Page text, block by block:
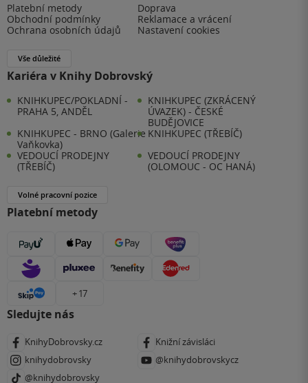
Platební metody
Doprava
Obchodní podmínky
Reklamace a vrácení
Ochrana osobních údajů
Nastavení cookies
Vše důležité
Kariéra v Knihy Dobrovský
KNIHKUPEC/POKLADNÍ -
PRAHA 5, ANDĚL
KNIHKUPEC (ZKRÁCENÝ
ÚVAZEK) - ČESKÉ
BUDĚJOVICE
KNIHKUPEC - BRNO (Galerie
Vaňkovka)
KNIHKUPEC (TŘEBÍČ)
VEDOUCÍ PRODEJNY
(TŘEBÍČ)
VEDOUCÍ PRODEJNY
(OLOMOUC - OC HANÁ)
Volné pracovní pozice
Platební metody
+ 17
Sledujte nás
KnihyDobrovsky.cz
Knižní závisláci
knihydobrovsky
@knihydobrovskycz
@knihydobrovsky